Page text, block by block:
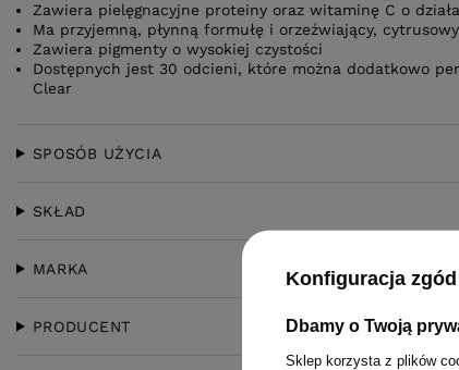
Zawiera pielęgnacyjne proteiny oraz witaminę C o
Ma przyjemną, płynną formułę i orzeźwiający,
Zawiera pigmenty o wysokiej czystości
Dostępnych jest 30 odcieni, które można dodatkowo
Clear
SPOSÓB UŻYCIA
SKŁAD
MARKA
PRODUCENT
Konfiguracja zgód
Dbamy o Twoją
Sklep korzysta z plików